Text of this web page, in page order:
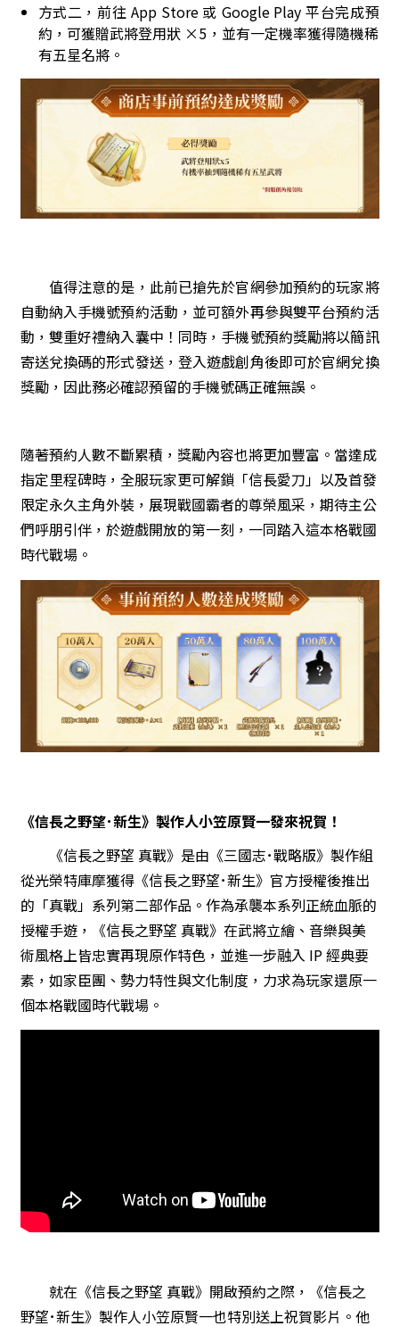
方式二，前往 App Store 或 Google Play 平台完成預
約，可獲贈武將登用狀 ×5，並有一定機率獲得隨機稀
有五星名將。
值得注意的是，此前已搶先於官網參加預約的玩家將
自動納入手機號預約活動，並可額外再參與雙平台預約活
動，雙重好禮納入囊中！同時，手機號預約獎勵將以簡訊
寄送兌換碼的形式發送，登入遊戲創角後即可於官網兌換
獎勵，因此務必確認預留的手機號碼正確無誤。
隨著預約人數不斷累積，獎勵內容也將更加豐富。當達成
指定里程碑時，全服玩家更可解鎖「信長愛刀」以及首發
限定永久主角外裝，展現戰國霸者的尊榮風采，期待主公
們呼朋引伴，於遊戲開放的第一刻，一同踏入這本格戰國
時代戰場。
《信長之野望･新生》製作人小笠原賢一發來祝賀！
《信長之野望 真戰》是由《三國志･戰略版》製作組
從光榮特庫摩獲得《信長之野望･新生》官方授權後推出
的「真戰」系列第二部作品。作為承襲本系列正統血脈的
授權手遊，《信長之野望 真戰》在武將立繪、音樂與美
術風格上皆忠實再現原作特色，並進一步融入 IP 經典要
素，如家臣團、勢力特性與文化制度，力求為玩家還原一
個本格戰國時代戰場。
就在《信長之野望 真戰》開啟預約之際，《信長之
野望･新生》製作人小笠原賢一也特別送上祝賀影片。他